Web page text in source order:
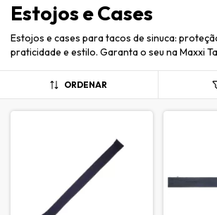
Estojos e Cases
Estojos e cases para tacos de sinuca:
praticidade e estilo. Garanta o seu na Maxxi
ORDENAR